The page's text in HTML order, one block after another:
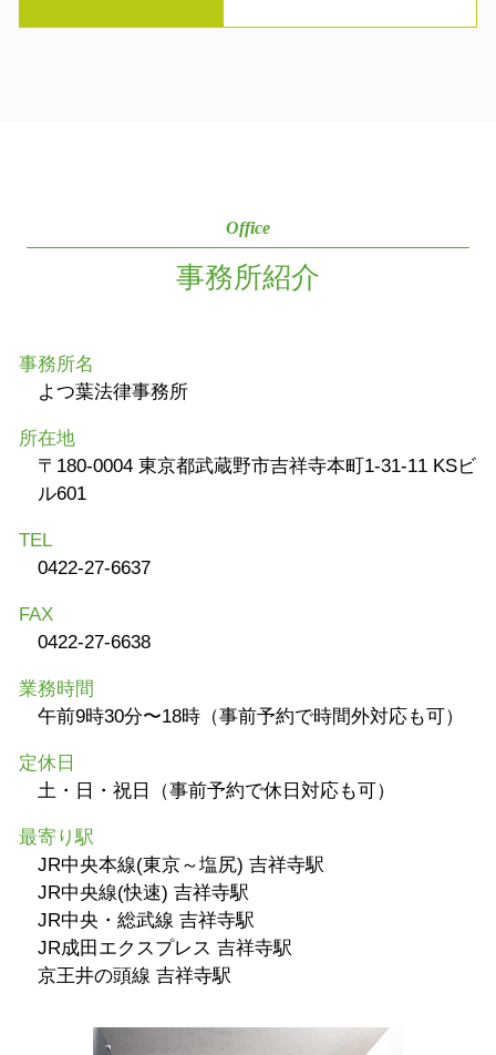
Office
事務所紹介
事務所名
よつ葉法律事務所
所在地
〒180-0004 東京都武蔵野市吉祥寺本町1-31-11 KSビ
ル601
TEL
0422-27-6637
FAX
0422-27-6638
業務時間
午前9時30分〜18時（事前予約で時間外対応も可）
定休日
土・日・祝日（事前予約で休日対応も可）
最寄り駅
JR中央本線(東京～塩尻) 吉祥寺駅
JR中央線(快速) 吉祥寺駅
JR中央・総武線 吉祥寺駅
JR成田エクスプレス 吉祥寺駅
京王井の頭線 吉祥寺駅